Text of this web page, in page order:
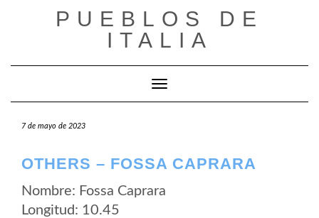
PUEBLOS DE
ITALIA
Cambiar modo de navegación
7 de mayo de 2023
OTHERS – FOSSA CAPRARA
Nombre: Fossa Caprara
Longitud: 10.45